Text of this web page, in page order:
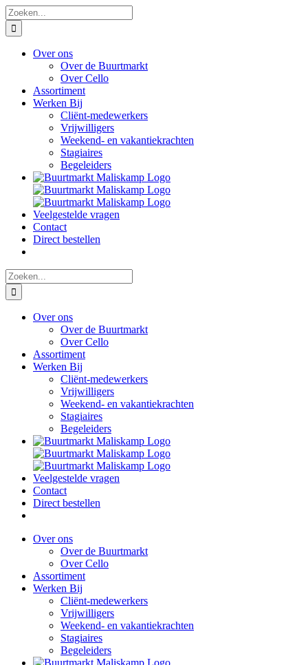
Ga
naar
inhoud
Zoeken
naar:
Over ons
Over de Buurtmarkt
Over Cello
Assortiment
Werken Bij
Cliënt-medewerkers
Vrijwilligers
Weekend- en vakantiekrachten
Stagiaires
Begeleiders
Veelgestelde vragen
Contact
Direct bestellen
Zoeken
naar:
Over ons
Over de Buurtmarkt
Over Cello
Assortiment
Werken Bij
Cliënt-medewerkers
Vrijwilligers
Weekend- en vakantiekrachten
Stagiaires
Begeleiders
Veelgestelde vragen
Contact
Direct bestellen
Over ons
Over de Buurtmarkt
Over Cello
Assortiment
Werken Bij
Cliënt-medewerkers
Vrijwilligers
Weekend- en vakantiekrachten
Stagiaires
Begeleiders